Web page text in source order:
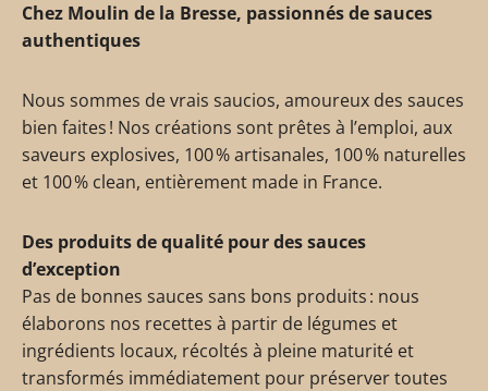
Chez Moulin de la Bresse, passionnés de sauces
authentiques
Nous sommes de vrais saucios, amoureux des sauces
bien faites ! Nos créations sont prêtes à l’emploi, aux
saveurs explosives, 100 % artisanales, 100 % naturelles
et 100 % clean, entièrement made in France.
Des produits de qualité pour des sauces
d’exception
Pas de bonnes sauces sans bons produits : nous
élaborons nos recettes à partir de légumes et
ingrédients locaux, récoltés à pleine maturité et
transformés immédiatement pour préserver toutes